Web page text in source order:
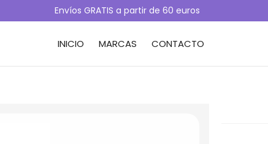
Envíos GRATIS a partir de 60 euros
INICIO MARCAS CONTACTO